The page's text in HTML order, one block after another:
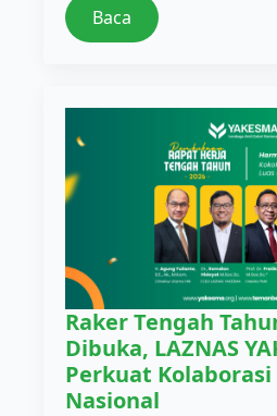
Baca
Raker Tengah
Dibuka, LAZNAS
Perkuat
Nasional